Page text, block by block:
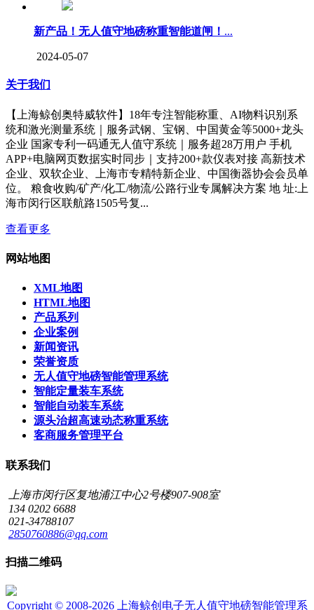
新产品！无人值守地磅称重智能道闸！ ...
2024-05-07
关于我们
【上海鲸创奥特威软件】18年专注智能称重、AI物料识别系
统和激光测量系统｜服务武钢、宝钢、中国黄金等5000+龙头
企业 国家专利一码通无人值守系统｜服务超28万用户 手机
APP+电脑网页数据实时同步｜支持200+款仪表对接 高新技术
企业、双软企业、上海市专精特新企业、中国衡器协会会员单
位。 粮食收购/矿产/化工/物流/公路行业专属解决方案 地 址:上
海市闵行区联航路1505号复...
查看更多
网站地图
XML地图
HTML地图
产品系列
企业案例
新闻资讯
荣誉资质
无人值守地磅智能管理系统
智能定量装车系统
智能自动装车系统
源头治超高速动态称重系统
客商服务管理平台
联系我们
上海市闵行区复地浦江中心2号楼907-908室
134 0202 6688
021-34788107
2850760886@qq.com
扫描二维码
Copyright © 2008-2026 上海鲸创电子无人值守地磅智能管理系